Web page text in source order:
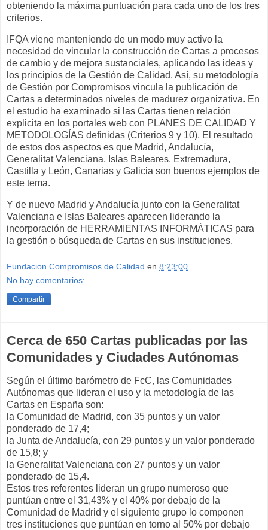
obteniendo la máxima puntuación para cada uno de los tres
criterios.
IFQA viene manteniendo de un modo muy activo la
necesidad de vincular la construcción de Cartas a procesos
de cambio y de mejora sustanciales, aplicando las ideas y
los principios de la Gestión de Calidad. Así, su metodología
de Gestión por Compromisos vincula la publicación de
Cartas a determinados niveles de madurez organizativa. En
el estudio ha examinado si las Cartas tienen relación
explicita en los portales web con PLANES DE CALIDAD Y
METODOLOGÍAS definidas (Criterios 9 y 10). El resultado
de estos dos aspectos es que Madrid, Andalucía,
Generalitat Valenciana, Islas Baleares, Extremadura,
Castilla y León, Canarias y Galicia son buenos ejemplos de
este tema.
Y de nuevo Madrid y Andalucía junto con la Generalitat
Valenciana e Islas Baleares aparecen liderando la
incorporación de HERRAMIENTAS INFORMÁTICAS para
la gestión o búsqueda de Cartas en sus instituciones.
Fundacion Compromisos de Calidad en 8:23:00
No hay comentarios:
Compartir
Cerca de 650 Cartas publicadas por las
Comunidades y Ciudades Autónomas
Según el último barómetro de FcC, las Comunidades
Autónomas que lideran el uso y la metodología de las
Cartas en España son:
la Comunidad de Madrid, con 35 puntos y un valor
ponderado de 17,4;
la Junta de Andalucía, con 29 puntos y un valor ponderado
de 15,8; y
la Generalitat Valenciana con 27 puntos y un valor
ponderado de 15,4.
Estos tres referentes lideran un grupo numeroso que
puntúan entre el 31,43% y el 40% por debajo de la
Comunidad de Madrid y el siguiente grupo lo componen
tres instituciones que puntúan en torno al 50% por debajo